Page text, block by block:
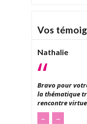
Vos
Nathalie
Bravo pour
la thématique
rencontre
← →